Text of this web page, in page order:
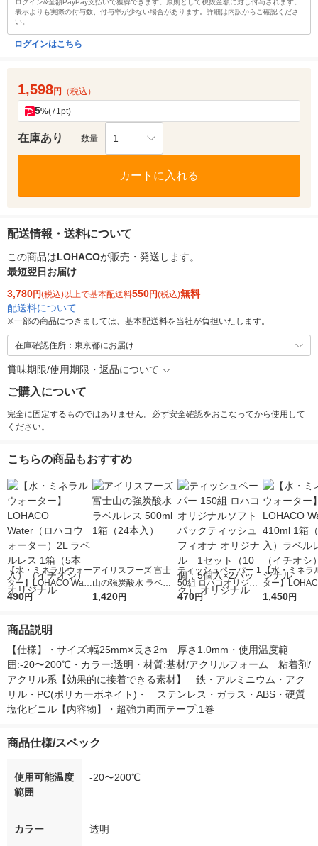
ログイン&全額PayPay支払いで獲得できます。原則として税抜金額に対し付与されます。
表示よりも実際の付与数、付与率が少ない場合があります。詳細は内訳からご確認くださ
い。
ログインはこちら
1,598円 （税込）
5%(71pt)
在庫あり 数量 1
カートに入れる
配送情報・送料について
この商品はLOHACOが販売・発送します。
最短翌日お届け
3,780円(税込)以上で基本配送料550円(税込)無料
配送料について
※一部の商品につきましては、基本配送料を当社が負担いたします。
在庫確認住所：東京都にお届け
賞味期限/使用期限・返品について
ご購入について
完全に固定するものではありません。必ず安全確認をおこなってから使用して
ください。
こちらの商品もおすすめ
【水・ミネラルウォー
ター】LOHACO Wate
r（ロハコウォータ
シ） オリジナル
490円
アイリスフーズ 富士
山の強炭酸水 ラベル
レス 500ml 1箱（24
1,420円
ティッシュペーパー 1
50組 ロハコオリジナ
ルソフトパックティッ
オリジナル
470円
【水・ミネラ
ター】
r 410ml 1箱（
1,450円
商品説明
【仕様】・サイズ:幅25mm×長さ2m　厚さ1.0mm・使用温度範
囲:-20〜200℃・カラー:透明・材質:基材/アクリルフォーム　粘着剤/
アクリル系【効果的に接着できる素材】　鉄・アルミニウム・アク
リル・PC(ポリカーボネイト)・　ステンレス・ガラス・ABS・硬質
塩化ビニル【内容物】・超強力両面テープ:1巻
商品仕様/スペック
使用可能温度
範囲
-20〜200℃
カラー 透明